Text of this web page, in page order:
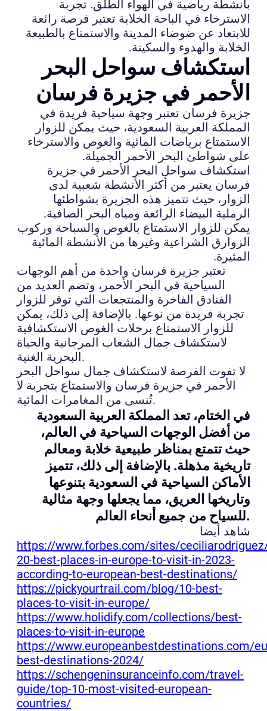
بأنشطة رياضية في الهواء الطلق. تجربة
الاسترخاء في الباحة الخلابة تعتبر فرصة رائعة
للابتعاد عن ضوضاء المدينة والاستمتاع بالطبيعة
الخلابة والهدوء والسكينة.
استكشاف سواحل البحر
الأحمر في جزيرة فرسان
جزيرة فرسان تعتبر وجهة سياحية فريدة في
المملكة العربية السعودية، حيث يمكن للزوار
الاستمتاع برياضات المائية والغوص والاسترخاء
على شواطئ البحر الأحمر الجميلة.
استكشاف سواحل البحر الأحمر في جزيرة
فرسان يعتبر من أكثر الأنشطة شعبية لدى
الزوار، حيث تتميز هذه الجزيرة بشواطئها
الرملية البيضاء الرائعة ومياه البحر الصافية.
يمكن للزوار الاستمتاع بالغوص والسباحة وركوب
الزوارق الشراعية وغيرها من الأنشطة المائية
المثيرة.
تعتبر جزيرة فرسان واحدة من أهم الوجهات
السياحية في البحر الأحمر، وتضم العديد من
الفنادق الفاخرة والمنتجعات التي توفر للزوار
تجربة فريدة من نوعها. بالإضافة إلى ذلك، يمكن
للزوار الاستمتاع برحلات الغوص الاستكشافية
لاستكشاف جمال الشعاب المرجانية والحياة
البحرية الغنية.
لا تفوت الفرصة لاستكشاف جمال سواحل البحر
الأحمر في جزيرة فرسان والاستمتاع بتجربة لا
تُنسى من المغامرات المائية.
في الختام، تعد المملكة العربية السعودية
من أفضل الوجهات السياحية في العالم،
حيث تتمتع بمناظر طبيعية خلابة ومعالم
تاريخية مذهلة. بالإضافة إلى ذلك، تتميز
الأماكن السياحية في السعودية بتنوعها
وتاريخها العريق، مما يجعلها وجهة مثالية
للسياح من جميع أنحاء العالم.
شاهد أيضا
https://www.forbes.com/sites/
20-best-places-in-europe-to-visit-in-2023-
according-to-european-best-destinations/
https://pickyourtrail.com/blog/10-best-
places-to-visit-in-europe/
https://www.holidify.com/collections/best-
places-to-visit-in-europe
https://www.europeanbestdestinations.com/
best-destinations-2024/
https://schengeninsuranceinfo.com/travel-
guide/top-10-most-visited-european-
countries/